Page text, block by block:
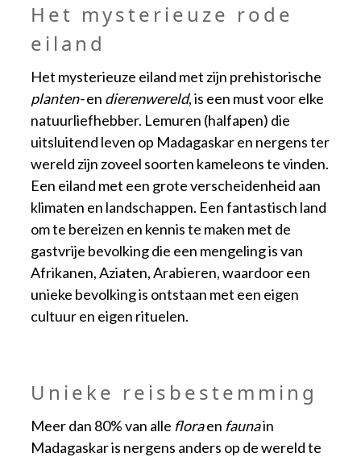
Het mysterieuze rode
eiland
Het mysterieuze eiland met zijn prehistorische
planten-en dierenwereld, is een must voor elke
natuurliefhebber. Lemuren (halfapen) die
uitsluitend leven op Madagaskar en nergens ter
wereld zijn zoveel soorten kameleons te vinden.
Een eiland met een grote verscheidenheid aan
klimaten en landschappen. Een fantastisch land
om te bereizen en kennis te maken met de
gastvrije bevolking die een mengeling is van
Afrikanen, Aziaten, Arabieren, waardoor een
unieke bevolking is ontstaan met een eigen
cultuur en eigen rituelen.
Unieke reisbestemming
Meer dan 80% van alle floraen faunain
Madagaskar is nergens anders op de wereld te